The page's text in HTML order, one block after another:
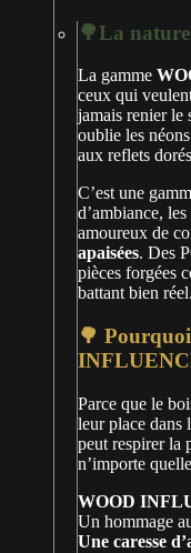
🌳La
La gamme
ceux qui
jamais renier le
oublie les
aux reflets
C’est une
d’ambiance,
amoureux de
apaisées. Des
pièces forgées
battant bien réel.
🌳
Parce que le
leur place dans
peut respirer la
n’importe
WOOD
Un hommage
Une caresse